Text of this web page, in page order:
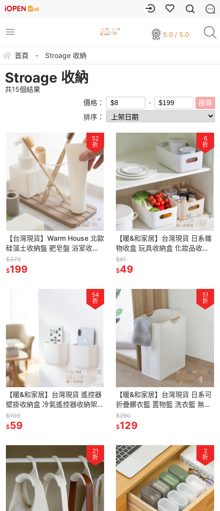
5.0 / 5.0
首頁 - Stroage 收納
Stroage 收納
共15個結果
價格：
排序：
52
折
【台灣現貨】Warm House 北歐
硅藻土收納盤 肥皂盤 浴室收納
托盤 浴室擺放托盤 牙刷架 吸水
托盤 洗手台收納架
$379
$199
6
折
【暖&和家居】台灣現貨 日系雜
物收盒 玩具收納盒 化妝品收納
辦公桌收納 醬料收納盒 整理盒
收納盒 收納籃 櫥櫃收納
$81
$49
54
折
【暖&和家居】台灣現貨 遙控器
壁掛收納盒 冷氣遙控器收納架
壁掛 桌邊收納架 小物收納盒 壁
$109
$59
51
折
【暖&和家居】台灣現貨 日系可
折疊髒衣籃 置物籃 洗衣籃 無印
風收納籃 髒衣籃 玩具收納籃 居
家收納 布面收納籃 收納籃
$250
$129
21
折
2
折